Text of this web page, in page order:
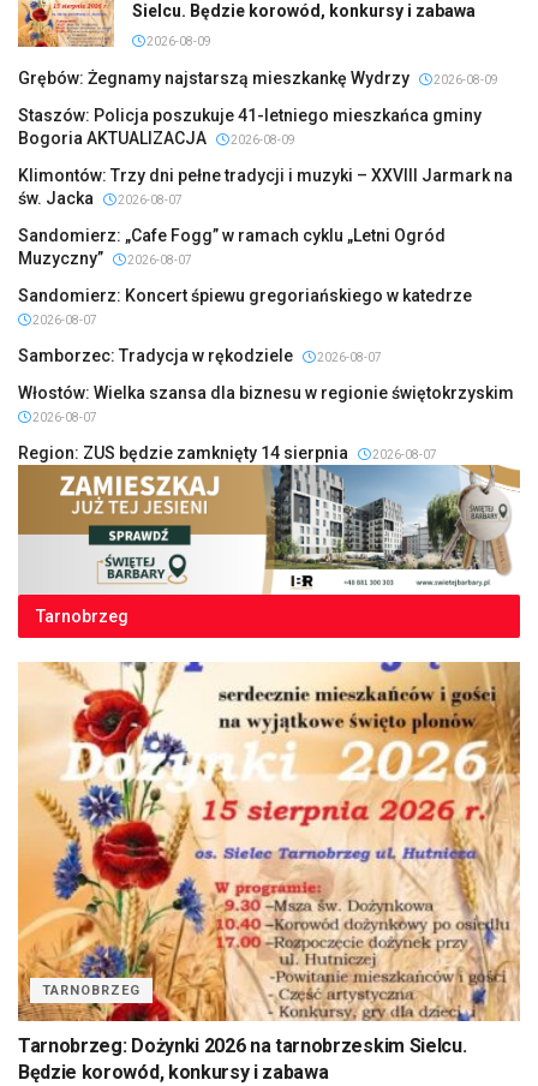
Sielcu. Będzie korowód, konkursy i zabawa
2026-08-09
Grębów: Żegnamy najstarszą mieszkankę Wydrzy 2026-08-09
Staszów: Policja poszukuje 41-letniego mieszkańca gminy
Bogoria AKTUALIZACJA
2026-08-09
Klimontów: Trzy dni pełne tradycji i muzyki – XXVIII Jarmark na
św. Jacka
2026-08-07
Sandomierz: „Cafe Fogg” w ramach cyklu „Letni Ogród
Muzyczny”
2026-08-07
Sandomierz: Koncert śpiewu gregoriańskiego w katedrze
2026-08-07
Samborzec: Tradycja w rękodziele 2026-08-07
Włostów: Wielka szansa dla biznesu w regionie świętokrzyskim
2026-08-07
Region: ZUS będzie zamknięty 14 sierpnia 2026-08-07
Tarnobrzeg
TARNOBRZEG
Tarnobrzeg: Dożynki 2026 na tarnobrzeskim Sielcu.
Będzie korowód, konkursy i zabawa